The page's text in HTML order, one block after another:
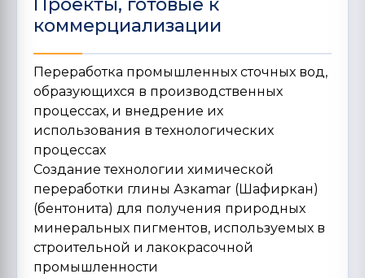
Проекты, готовые к
коммерциализации
Переработка промышленных сточных вод,
образующихся в производственных
процессах, и внедрение их
использования в технологических
процессах
Создание технологии химической
переработки глины Азкаmar (Шафиркан)
(бентонита) для получения природных
минеральных пигментов, используемых в
строительной и лакокрасочной
промышленности